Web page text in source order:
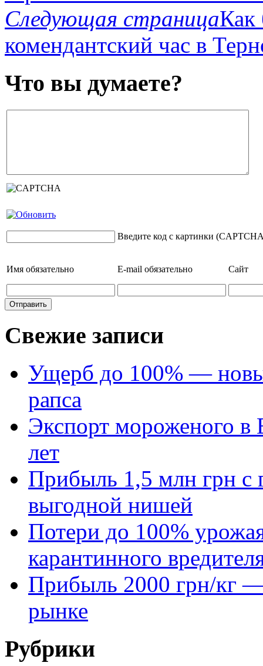
Следующая страницаКак
комендантский час в
Что вы думаете?
Введите код с картинки
Имя обязательно E-mail обязательно Сайт
Свежие записи
Ущерб до 100% —
рапса
Экспорт мороженого в
лет
Прибыль 1,5 млн грн с
выгодной нишей
Потери до 100%
карантинного
Прибыль 2000 грн/кг —
рынке
Рубрики